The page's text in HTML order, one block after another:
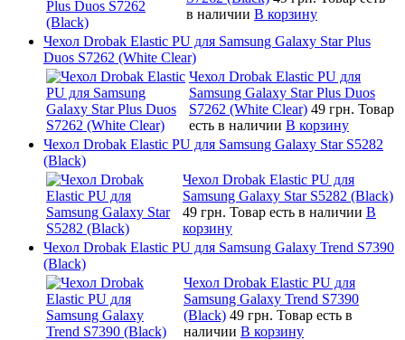
в наличии В корзину
Чехол Drobak Elastic PU для Samsung Galaxy Star Plus
Duos S7262 (White Clear)
Чехол Drobak Elastic PU для
Samsung Galaxy Star Plus Duos
S7262 (White Clear) 49 грн. Товар
есть в наличии В корзину
Чехол Drobak Elastic PU для Samsung Galaxy Star S5282
(Black)
Чехол Drobak Elastic PU для
Samsung Galaxy Star S5282 (Black)
49 грн. Товар есть в наличии В
корзину
Чехол Drobak Elastic PU для Samsung Galaxy Trend S7390
(Black)
Чехол Drobak Elastic PU для
Samsung Galaxy Trend S7390
(Black) 49 грн. Товар есть в
наличии В корзину